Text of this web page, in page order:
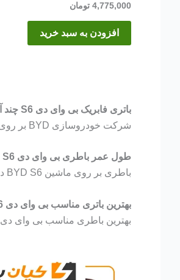
4,775,000 تومان
افزودن به سبد خرید
باتری فابریک بی وای دی S6 چند آمپر است؟
شرکت خودروسازی BYD بر روی S6 باطری 12 ولت و 80 آمپر نصب میکند. برروی این خودرو باتری 70 آمپر هم قابل نصب است.
طول عمر باطری بی وای دی S6
باطری بر روی ماشین BYD S6 در حدود دو تا سه سال کار میکند. البته این مدت با توجه به شرایط نگهداری باطری و نوع استفاده از باطری تغییر میکند.
بهترین باتری مناسب بی وای دی S6
بهترین باطری مناسب بی وای دی S6 از نظر کیفیت و آمپر باطری 80 آمپر اتمی برنا باتری میباشد.